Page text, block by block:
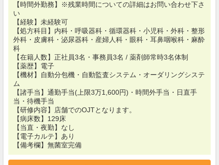
【時間外勤務】※残業時間についての詳細はお問い合わせ下さ
い
【経験】未経験可
【処方科目】内科・呼吸器科・循環器科・小児科・外科・整形
外科・皮膚科・泌尿器科・産婦人科・眼科・耳鼻咽喉科・麻酔
科
【在籍人数】正社員3名・事務員3名 / 薬剤師常時3名体制
【薬歴】電子
【機材】自動分包機・自動監査システム・オーダリングシステ
ム
【諸手当】通勤手当(上限3万1,600円)・時間外手当・日直手
当・待機手当
【研修内容】店舗でのOJTとなります。
【病床数】129床
【当直・夜勤】なし
【電子カルテ】あり
【備考欄】無菌室完備